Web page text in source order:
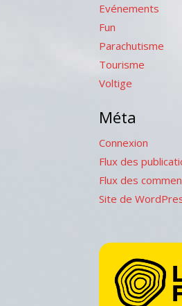
Evénements
Fun
Parachutisme
Tourisme
Voltige
Méta
Connexion
Flux des
Flux des
Site de